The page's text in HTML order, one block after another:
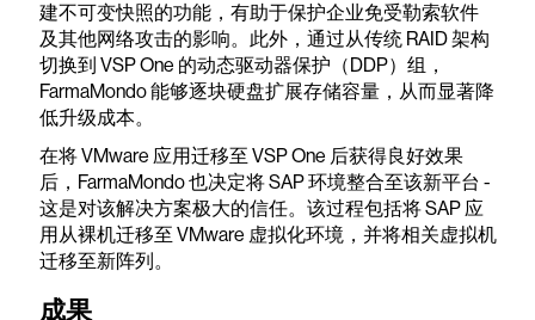
建不可变快照的功能，有助于保护企业免受勒索软件
及其他网络攻击的影响。此外，通过从传统 RAID 架构
切换到 VSP One 的动态驱动器保护（DDP）组，
FarmaMondo 能够逐块硬盘扩展存储容量，从而显著降
低升级成本。
在将 VMware 应用迁移至 VSP One 后获得良好效果
后，FarmaMondo 也决定将 SAP 环境整合至该新平台 -
这是对该解决方案极大的信任。该过程包括将 SAP 应
用从裸机迁移至 VMware 虚拟化环境，并将相关虚拟机
迁移至新阵列。
成果